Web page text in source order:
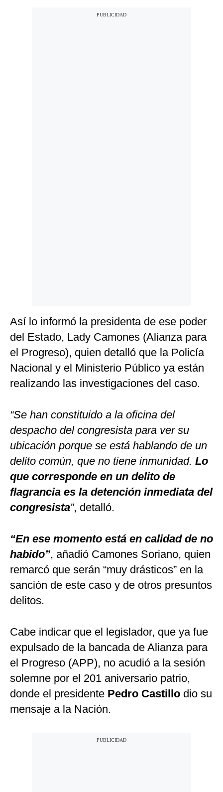
Así lo informó la presidenta de ese poder
del Estado, Lady Camones (Alianza para
el Progreso), quien detalló que la Policía
Nacional y el Ministerio Público ya están
realizando las investigaciones del caso.
“Se han constituido a la oficina del
despacho del congresista para ver su
ubicación porque se está hablando de un
delito común, que no tiene inmunidad. Lo
que corresponde en un delito de
flagrancia es la detención inmediata del
congresista”, detalló.
“En ese momento está en calidad de no
habido”, añadió Camones Soriano, quien
remarcó que serán “muy drásticos” en la
sanción de este caso y de otros presuntos
delitos.
Cabe indicar que el legislador, que ya fue
expulsado de la bancada de Alianza para
el Progreso (APP), no acudió a la sesión
solemne por el 201 aniversario patrio,
donde el presidente Pedro Castillo dio su
mensaje a la Nación.